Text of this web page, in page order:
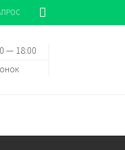
— 18:00